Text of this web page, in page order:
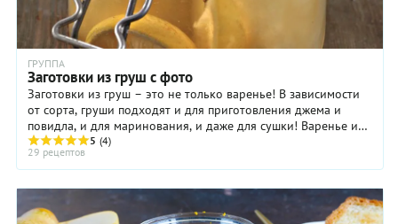
ГРУППА
Заготовки из груш с фото
Заготовки из груш – это не только варенье! В зависимости
от сорта, груши подходят и для приготовления джема и
повидла, и для маринования, и даже для сушки! Варенье из
груш получается ...
5 (4)
29 рецептов